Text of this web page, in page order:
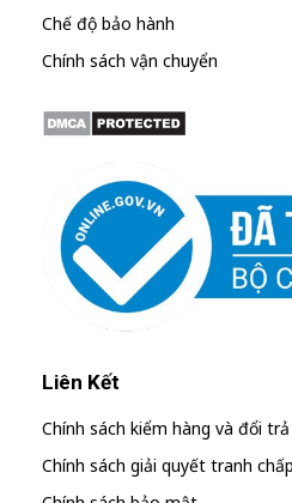
Chế độ bảo hành
Chính sách vận chuyển
Liên Kết
Chính sách kiểm hàng và đổi trả
Chính sách giải quyết tranh